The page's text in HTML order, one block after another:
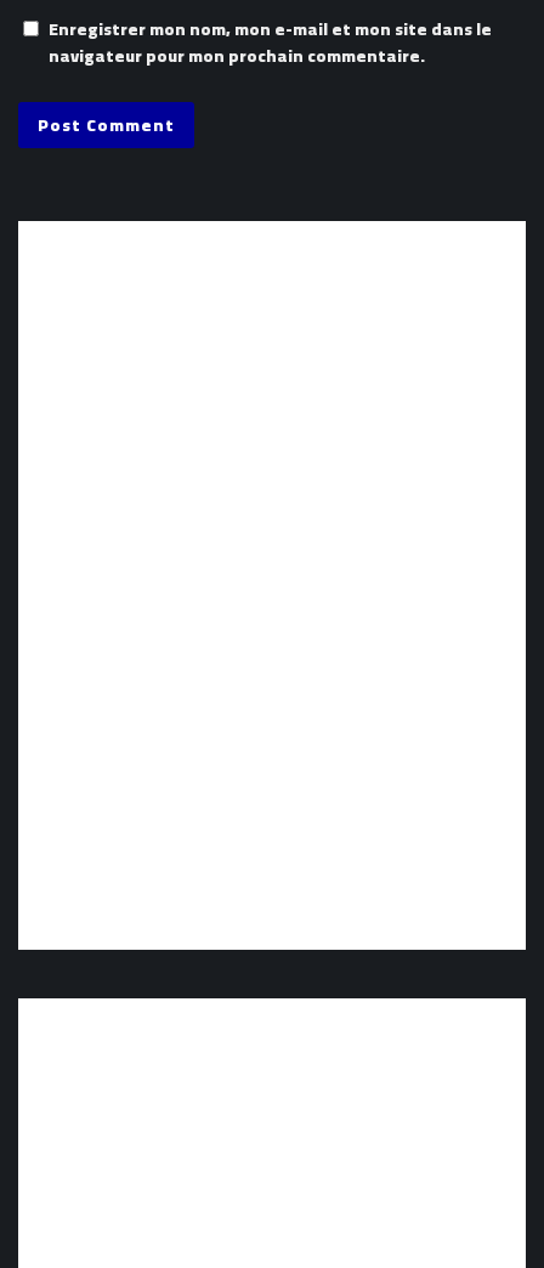
Enregistrer mon nom, mon e-mail et mon site dans le
navigateur pour mon prochain commentaire.